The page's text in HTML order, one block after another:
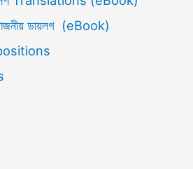
ডায়লগ (eBook)